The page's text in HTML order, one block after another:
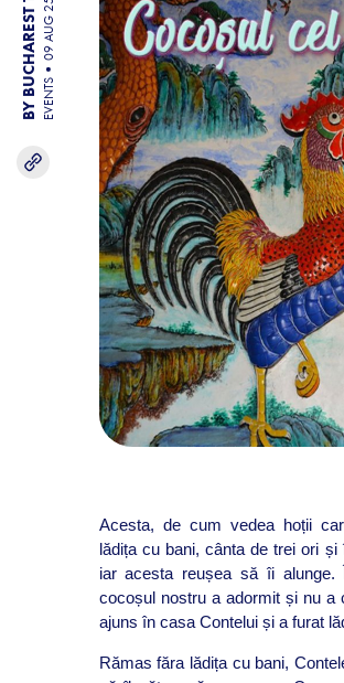
BY BUCHAREST TEAM EVENTS
09 AUG 25
Acesta, de cum vedea hoții
lădița cu bani, cânta de trei ori și
iar acesta reușea să îi alunge.
cocoșul nostru a adormit și nu a
ajuns în casa Contelui și a furat
Rămas făra lădița cu bani,